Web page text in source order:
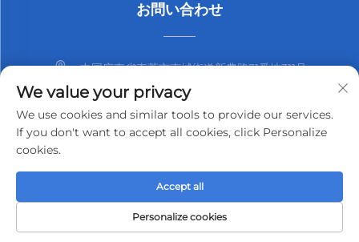
お問い合わせ
中国広東省東莞市南城街道新農路31番地311号
+86-13825798369
[email protected]
著作権 © 2025 東莞市Kjnmatech有限公司 プライバシーポリシー
We value your privacy
We use cookies and similar tools to provide our services.
If you don't want to accept all cookies, click Personalize
cookies.
Personalize cookies
Accept all